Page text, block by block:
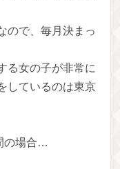
ので、毎月決まっ
る女の子が非常に
しているのは東京
の場合…